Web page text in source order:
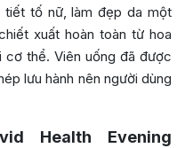
tiết tố nữ, làm đẹp da một
xuất hoàn toàn từ hoa
cơ thể. Viên uống đã được
lưu hành nên người dùng
Health Evening